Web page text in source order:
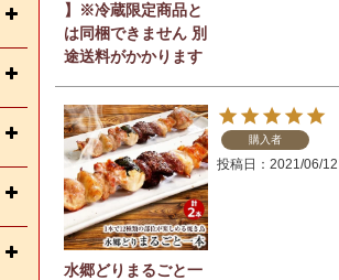
】※冷蔵限定商品と
は同梱できません 別
途送料がかかります
水郷どりまるごと一
購入者
投稿日 2021/06/12